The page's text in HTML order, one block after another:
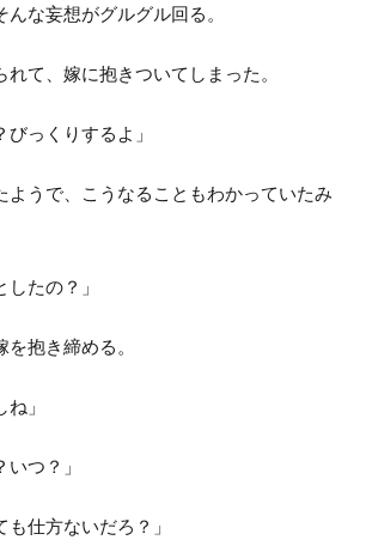
な妄想がグルグル回る。
て、嫁に抱きついてしまった。
びっくりするよ」
ようで、こうなることもわかっていたみ
したの？」
抱き締める。
」
いつ？」
も仕方ないだろ？」